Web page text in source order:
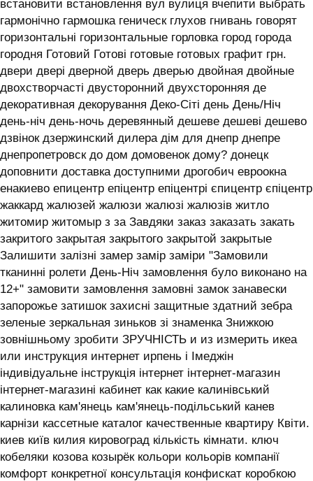
встановити встановлення вул вулиця вчепити выбрать
гармонічно гармошка геническ глухов гнивань говорят
горизонтальні горизонтальные горловка город города
городня Готовий Готові готовые готовых графит грн.
двери двері дверной дверь дверью двойная двойные
двохстворчасті двусторонний двухсторонняя де
декоративная декорування Деко-Сіті день День/Ніч
день-ніч день-ночь деревянный дешеве дешеві дешево
дзвінок дзержинский дилера дім для днепр днепре
днепропетровск до дом домовенок дому? донецк
доповнити доставка доступними дрогобич евроокна
енакиево епицентр епіцентр епіцентрі єпицентр єпіцентр
жаккард жалюзей жалюзи жалюзі жалюзів житло
житомир житомыр з за Завдяки заказ заказать закать
закритого закрытая закрытого закрытой закрытые
Залишити залізні замер замір заміри "Замовили
тканинні ролети День-Ніч замовлення було виконано на
12+" замовити замовлення замовні замок занавески
запорожье затишок захисні защитные здатний зебра
зеленые зеркальная зиньков зі знаменка Знижкою
зовнішньому зробити ЗРУЧНІСТЬ и из измерить икеа
или инструкция интернет ирпень і ‎Імеджін
індивідуальне інструкція інтернет інтернет-магазин
інтернет-магазині кабинет как какие калинівський
калиновка кам'янець кам'янець-подільський канев
карнізи кассетные каталог качественные квартиру Квіти.
киев київ килия кировоград кількість кімнати. ключ
кобеляки козова козырёк кольори кольорів компанії
комфорт конкретної консультація конфискат коробкою